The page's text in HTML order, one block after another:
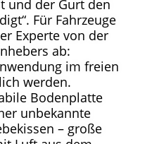
und der Gurt den
Für Fahrzeuge
Experte von der
ab:
im freien
werden.
Bodenplatte
unbekannte
– große